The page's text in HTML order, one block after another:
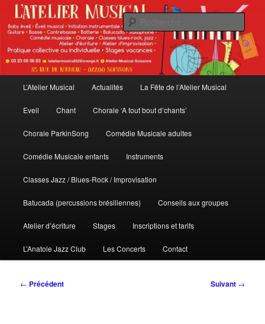
Aller
contenu
L'Atelier Musical
L’Atelier Musical Actualités La Fête de l’Atelier Musical
Eveil Chant Chorale ‘A tout bout d’chants’
Chorale ParkinSong Comédie Musicale adultes
Comédie Musicale enfants Instruments
Classes Jazz / Blues-Rock / Improvisation
Batucada (percussions brésiliennes) Conseils aux groupes
Atelier d’écriture Stages Inscriptions et tarifs
L’Anatole Jazz Club Les Concerts Contact
Navigation
← Précédent Suivant →